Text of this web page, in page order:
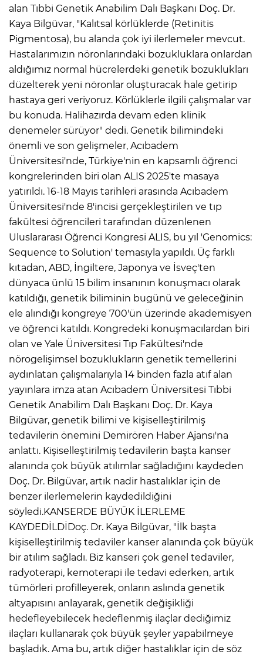
alan Tıbbi Genetik Anabilim Dalı Başkanı Doç. Dr.
Kaya Bilgüvar, "Kalıtsal körlüklerde (Retinitis
Pigmentosa), bu alanda çok iyi ilerlemeler mevcut.
Hastalarımızın nöronlarındaki bozukluklara onlardan
aldığımız normal hücrelerdeki genetik bozuklukları
düzelterek yeni nöronlar oluşturacak hale getirip
hastaya geri veriyoruz. Körlüklerle ilgili çalışmalar var
bu konuda. Halihazırda devam eden klinik
denemeler sürüyor" dedi. Genetik bilimindeki
önemli ve son gelişmeler, Acıbadem
Üniversitesi'nde, Türkiye'nin en kapsamlı öğrenci
kongrelerinden biri olan ALIS 2025'te masaya
yatırıldı. 16-18 Mayıs tarihleri arasında Acıbadem
Üniversitesi'nde 8'incisi gerçekleştirilen ve tıp
fakültesi öğrencileri tarafından düzenlenen
Uluslararası Öğrenci Kongresi ALIS, bu yıl 'Genomics:
Sequence to Solution' temasıyla yapıldı. Üç farklı
kıtadan, ABD, İngiltere, Japonya ve İsveç'ten
dünyaca ünlü 15 bilim insanının konuşmacı olarak
katıldığı, genetik biliminin bugünü ve geleceğinin
ele alındığı kongreye 700'ün üzerinde akademisyen
ve öğrenci katıldı. Kongredeki konuşmacılardan biri
olan ve Yale Üniversitesi Tıp Fakültesi'nde
nörogelişimsel bozuklukların genetik temellerini
aydınlatan çalışmalarıyla 14 binden fazla atıf alan
yayınlara imza atan Acıbadem Üniversitesi Tıbbi
Genetik Anabilim Dalı Başkanı Doç. Dr. Kaya
Bilgüvar, genetik bilimi ve kişiselleştirilmiş
tedavilerin önemini Demirören Haber Ajansı'na
anlattı. Kişiselleştirilmiş tedavilerin başta kanser
alanında çok büyük atılımlar sağladığını kaydeden
Doç. Dr. Bilgüvar, artık nadir hastalıklar için de
benzer ilerlemelerin kaydedildiğini
söyledi.KANSERDE BÜYÜK İLERLEME
KAYDEDİLDİDoç. Dr. Kaya Bilgüvar, "İlk başta
kişiselleştirilmiş tedaviler kanser alanında çok büyük
bir atılım sağladı. Biz kanseri çok genel tedaviler,
radyoterapi, kemoterapi ile tedavi ederken, artık
tümörleri profilleyerek, onların aslında genetik
altyapısını anlayarak, genetik değişikliği
hedefleyebilecek hedeflenmiş ilaçlar dediğimiz
ilaçları kullanarak çok büyük şeyler yapabilmeye
başladık. Ama bu, artık diğer hastalıklar için de söz